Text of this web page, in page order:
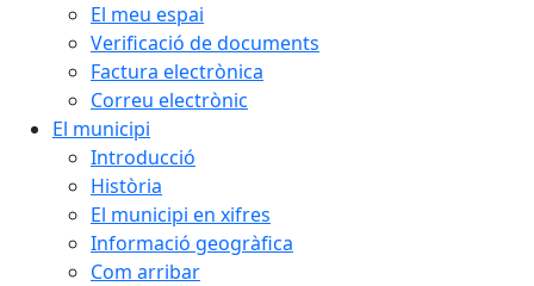
El meu espai
Verificació de documents
Factura electrònica
Correu electrònic
El municipi
Introducció
Història
El municipi en xifres
Informació geogràfica
Com arribar